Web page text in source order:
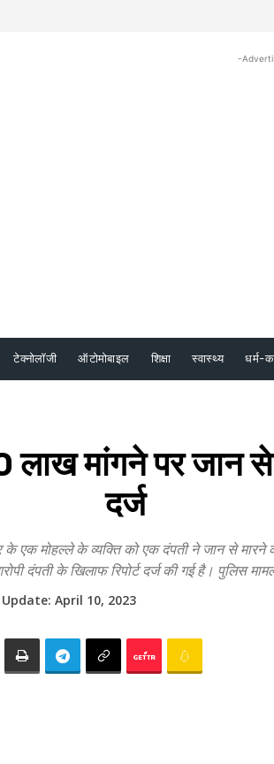
-
टेक्नोलॉजी ऑटोमोबाइल शिक्षा स्वास्थ्य धर्म-
मांगने पर जान से
दर्ज
मोहल्ले के व्यक्ति को एक दंपती ने जान से मारने
दंपती के खिलाफ रिपोर्ट दर्ज की गई है। पुलिस
April 10, 2023